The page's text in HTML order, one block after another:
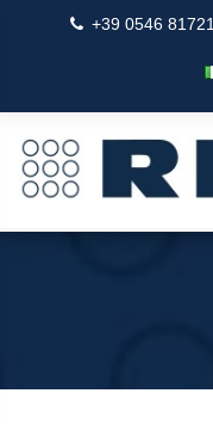
+39 0546 81721